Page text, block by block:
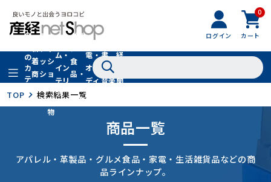
ログイン
0
カート
全
の
カ
テ
リ
着
商
品
フ
ッ
シ
ョ
ン
フ
ァ
シ
ョ
ン
小
物
ム・
イン
テリ
ア
グル
食
品・
ドリ
ンク
家
電・
オー
ディ
オ
書
籍・
音楽
経
聞
TOP 検索結果一覧
商品一覧
アパレル・革製品・グルメ食品・家電・生活雑貨品などの商
品ラインナップ。